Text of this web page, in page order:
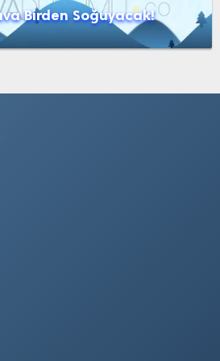
Birden Soğuyacak!